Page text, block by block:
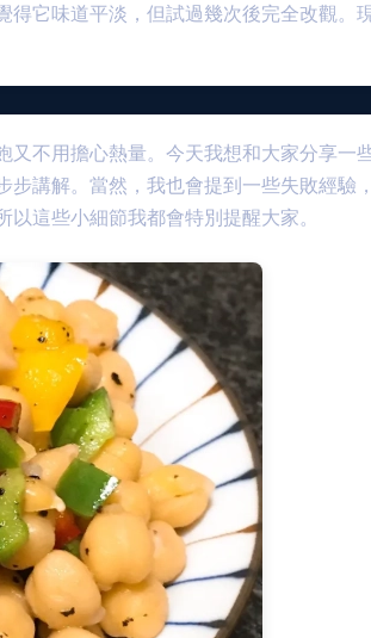
得它味道平淡，但試過幾次後完全改觀。
又不用擔心熱量。今天我想和大家分享一
步講解。當然，我也會提到一些失敗經驗
這些小細節我都會特別提醒大家。